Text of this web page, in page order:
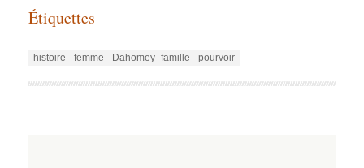
Étiquettes
histoire - femme - Dahomey- famille - pourvoir